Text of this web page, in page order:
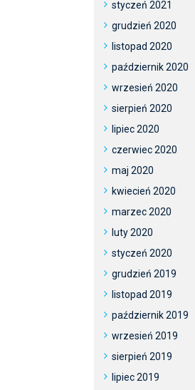
styczeń 2021
grudzień 2020
listopad 2020
październik 2020
wrzesień 2020
sierpień 2020
lipiec 2020
czerwiec 2020
maj 2020
kwiecień 2020
marzec 2020
luty 2020
styczeń 2020
grudzień 2019
listopad 2019
październik 2019
wrzesień 2019
sierpień 2019
lipiec 2019